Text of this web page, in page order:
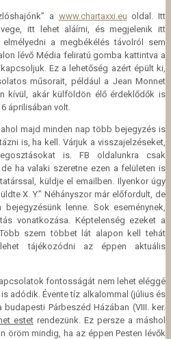
a www.chartaxxi.eu oldal. Itt
itt lehet aláírni, és megjelenik itt
a megbékélés távolról sem
lévő Média feliratú gomba kattintva a
Ez a lehetőség azért épült ki,
műsorait, például a Jean Monnet
kívül, akár külföldön élő érdeklődők is
áprilisában volt.
, ahol majd minden nap több bejegyzés is
is, ha kell. Várjuk a visszajelzéseket,
is. FB oldalunkra csak
ha valaki szeretne ezen a felületen is
küldje el emailben. Ilyenkor úgy
X. Y.” Néhányszor már előfordult, de
lenne. Sok eseménynek,
vonatkozása. Képtelenség ezeket a
szem többet lát alapon kell tehát
tájékozódni az éppen aktuális
fontosságát nem lehet eléggé
adódik. Évente tíz alkalommal (július és
Párbeszéd Házában (VIII. ker.
estet rendezünk. Ez persze a máshol
öröm mindig, ha az éppen Pesten lévők